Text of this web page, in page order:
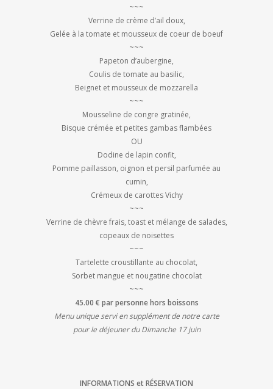
~~~
Verrine de crème d’ail doux,
Gelée à la tomate et mousseux de coeur de boeuf
~~~
Papeton d’aubergine,
Coulis de tomate au basilic,
Beignet et mousseux de mozzarella
~~~
Mousseline de congre gratinée,
Bisque crémée et petites gambas flambées
OU
Dodine de lapin confit,
Pomme paillasson, oignon et persil parfumée au
cumin,
Crémeux de carottes Vichy
~~~
Verrine de chèvre frais, toast et mélange de salades,
copeaux de noisettes
~~~
Tartelette croustillante au chocolat,
Sorbet mangue et nougatine chocolat
~~~
45.00 € par personne hors boissons
Menu unique servi en supplément de notre carte
pour le déjeuner du Dimanche 17 juin
INFORMATIONS et RÉSERVATION